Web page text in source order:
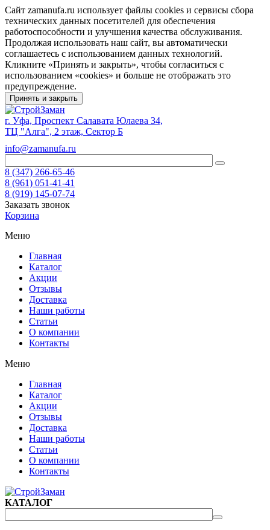
Сайт zamanufa.ru использует файлы cookies и сервисы сбора
технических данных посетителей для обеспечения
работоспособности и улучшения качества обслуживания.
Продолжая использовать наш сайт, вы автоматически
соглашаетесь с использованием данных технологий.
Кликните «Принять и закрыть», чтобы согласиться с
использованием «cookies» и больше не отображать это
предупреждение.
Принять и закрыть
г. Уфа, Проспект Салавата Юлаева 34,
ТЦ "Алга", 2 этаж, Сектор Б
info@zamanufa.ru
8 (347) 266-65-46
8 (961) 051-41-41
8 (919) 145-07-74
Заказать звонок
Корзина
Меню
Главная
Каталог
Акции
Отзывы
Доставка
Наши работы
Статьи
О компании
Контакты
Меню
Главная
Каталог
Акции
Отзывы
Доставка
Наши работы
Статьи
О компании
Контакты
КАТАЛОГ